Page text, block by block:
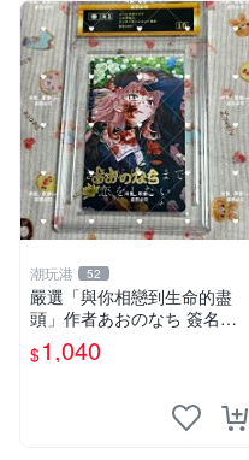
潮玩港 52
嚴選「與你相戀到生命的盡
頭」作者あおのなち 簽名照
片 3寸原裝卡磚 親筆簽名照
收藏佳品 周邊限定 照片拍賣
$1,040